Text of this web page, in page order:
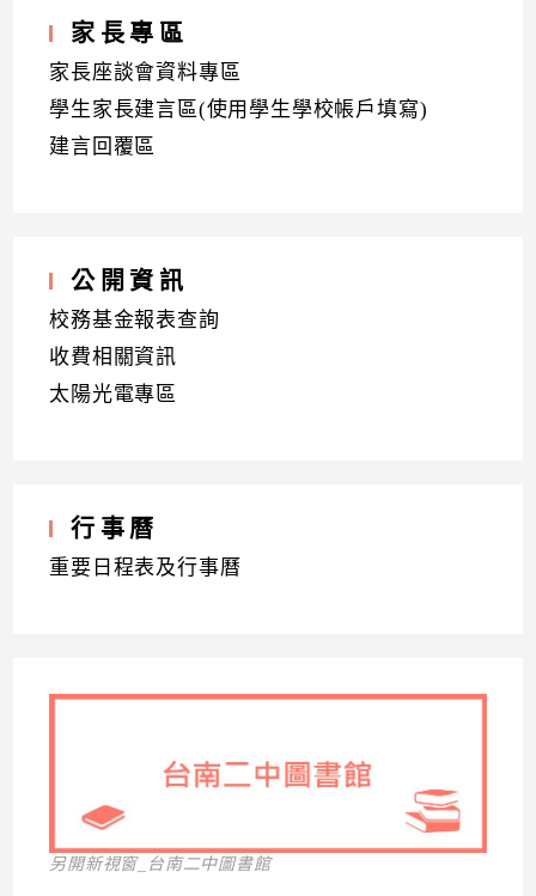
家長專區
家長座談會資料專區
學生家長建言區(使用學生學校帳戶填寫)
建言回覆區
公開資訊
校務基金報表查詢
收費相關資訊
太陽光電專區
行事曆
重要日程表及行事曆
另開新視窗_台南二中圖書館